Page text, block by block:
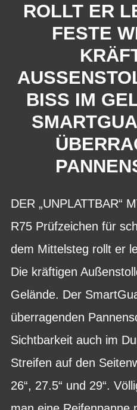
ROLLT ER
FESTE
ISS IM
DER „UNPLATTBAR“
R75 Prüfzeichen für
dem Mittelsteg rollt er
Die kräftigen
Gelände. Der
überragenden
Sichtbarkeit auch im
Streifen auf den
26“, 27.5“ und 29“.